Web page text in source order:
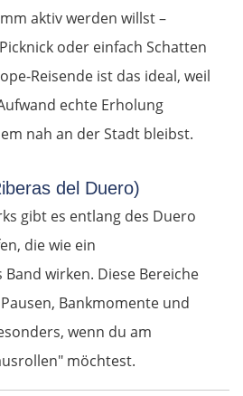
aktiv werden willst –
oder einfach Schatten
Reisende ist das ideal, weil
echte Erholung
nah an der Stadt bleibst.
del Duero)
gibt es entlang des Duero
die wie ein
wirken. Diese Bereiche
Bankmomente und
wenn du am
möchtest.